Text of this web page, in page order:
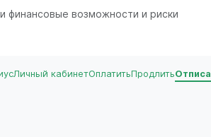
финансовые возможности и риски
Личный кабинетОплатитьПродлить